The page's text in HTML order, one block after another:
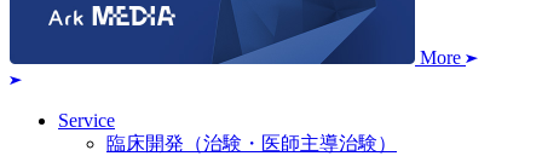
More
Service
臨床開発（治験・医師主導治験）